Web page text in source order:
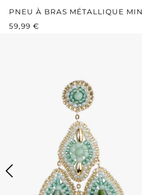
PNEU À BRAS MÉTALLIQUE
PRIX RÉGULIER :
59,99 €